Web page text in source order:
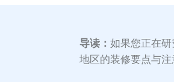
导读：如果您正在
地区的装修要点与注